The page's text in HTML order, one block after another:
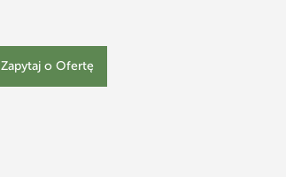
Zapytaj o Ofertę